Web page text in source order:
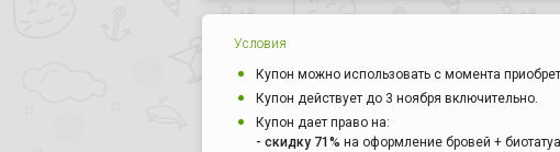
Условия
Купон можно использовать с момента
Купон действует до 3 ноября включительно.
Купон дает право на:
- скидку 71% на оформление бровей +